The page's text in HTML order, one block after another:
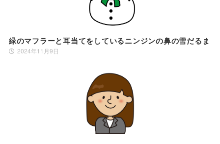
緑のマフラーと耳当てをしているニンジンの鼻の雪だるま
2024年11月9日